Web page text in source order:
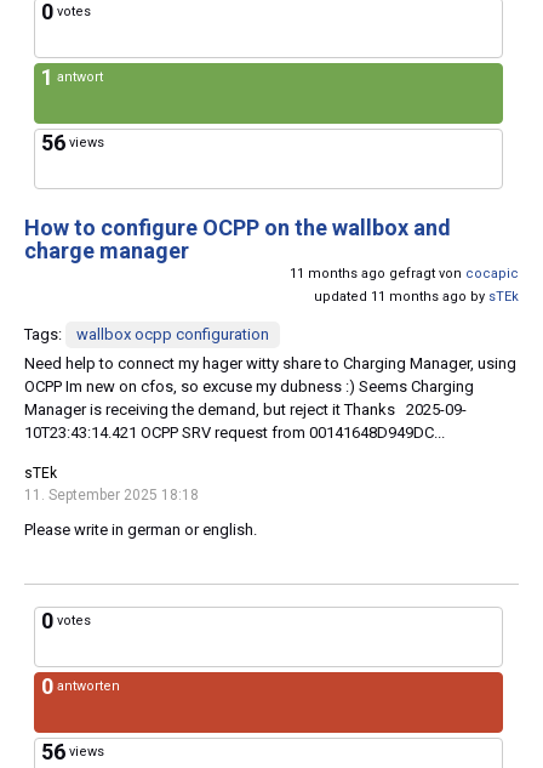
0 votes
1 antwort
56 views
How to configure OCPP on the wallbox and
charge manager
11 months ago gefragt von cocapic
updated 11 months ago by sTEk
Tags:
wallbox ocpp configuration
Need help to connect my hager witty share to Charging Manager, using
OCPP Im new on cfos, so excuse my dubness :) Seems Charging
Manager is receiving the demand, but reject it Thanks 2025-09-
10T23:43:14.421 OCPP SRV request from 00141648D949DC...
sTEk
11. September 2025 18:18
Please write in german or english.
0 votes
0 antworten
56 views